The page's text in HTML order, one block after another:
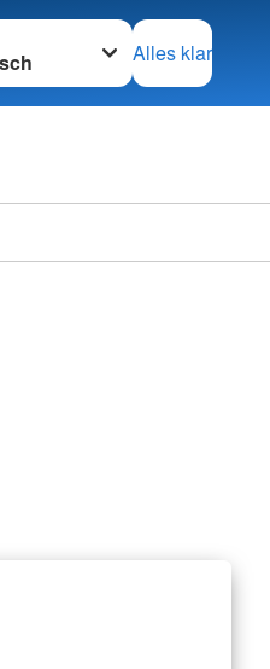
wechseln zu
Alles klar